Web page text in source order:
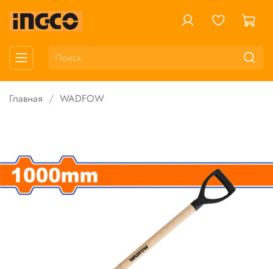
Главная WADFOW